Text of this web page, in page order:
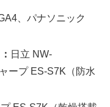
、パナソニック
日立 NW-
ープ ES-S7K（防水